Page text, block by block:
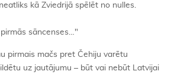
kā Zviedrijā spēlēt no nulles.
sāncenses…"
pirmais mačs pret Čehiju varētu
uz jautājumu – būt vai nebūt Latvijai